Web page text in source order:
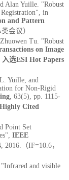
Alan Yuille. "Robust
in
and Pattern
会议）
Tu. "Robust
on Image
入选ESI Hot Papers
Yuille, and
for Non-Rigid
, 63(5), pp. 1115-
Cited
Point Set
IEEE
2016.（IF=10.6，
"Infrared and visible